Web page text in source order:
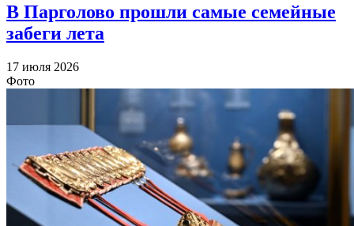
В Парголово прошли самые семейные
забеги лета
17 июля 2026
Фото